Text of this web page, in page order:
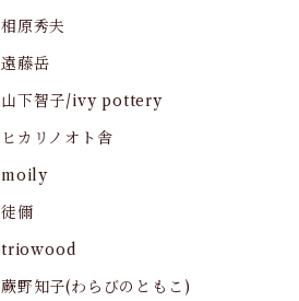
相原秀夫
遠藤岳
山下智子/ivy pottery
ヒカリノオト舎
moily
徒儞
triowood
蕨野知子(わらびのともこ)